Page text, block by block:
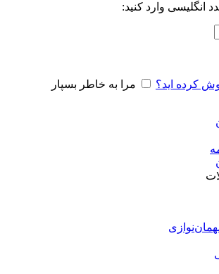
انگلیسی وارد کنید:
کرده اید؟ مرا به خاطر بسپار